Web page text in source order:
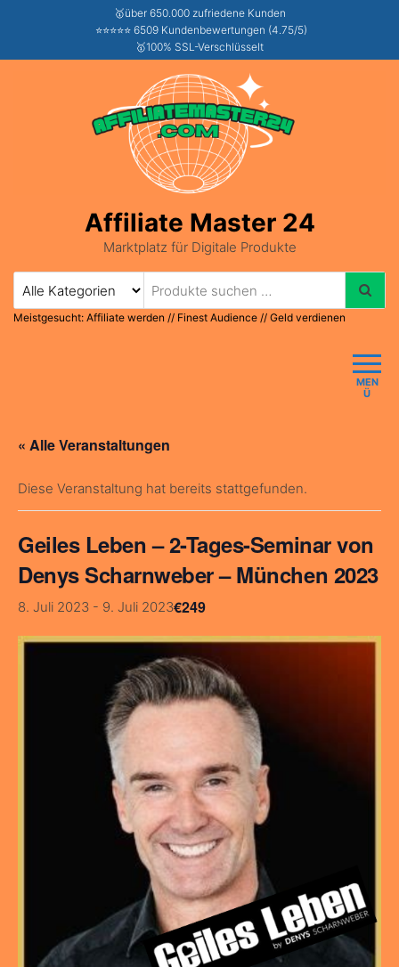
🥇über 650.000 zufriedene Kunden
⭐⭐⭐⭐⭐ 6509 Kundenbewertungen (4.75/5)
🥇100% SSL-Verschlüsselt
Affiliate Master 24
Marktplatz für Digitale Produkte
Meistgesucht: Affiliate werden // Finest Audience // Geld verdienen
MEN
Ü
« Alle Veranstaltungen
Diese Veranstaltung hat bereits stattgefunden.
Geiles Leben – 2-Tages-Seminar von
Denys Scharnweber – München 2023
8. Juli 2023 - 9. Juli 2023€249